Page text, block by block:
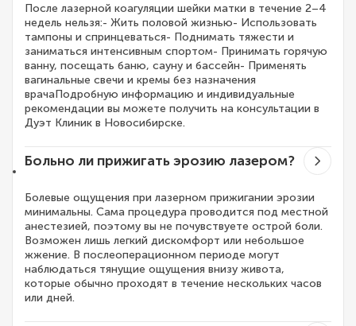
После лазерной коагуляции шейки матки в течение 2–4
недель нельзя:- Жить половой жизнью- Использовать
тампоны и спринцеваться- Поднимать тяжести и
заниматься интенсивным спортом- Принимать горячую
ванну, посещать баню, сауну и бассейн- Применять
вагинальные свечи и кремы без назначения
врачаПодробную информацию и индивидуальные
рекомендации вы можете получить на консультации в
Дуэт Клиник в Новосибирске.
Больно ли прижигать эрозию лазером?
Болевые ощущения при лазерном прижигании эрозии
минимальны. Сама процедура проводится под местной
анестезией, поэтому вы не почувствуете острой боли.
Возможен лишь легкий дискомфорт или небольшое
жжение. В послеоперационном периоде могут
наблюдаться тянущие ощущения внизу живота,
которые обычно проходят в течение нескольких часов
или дней.